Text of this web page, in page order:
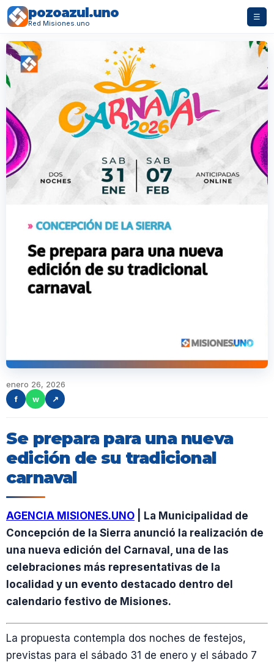
pozoazul.uno
Red Misiones.uno
☰
enero 26, 2026
f
w ↗
Se prepara para una nueva
edición de su tradicional
carnaval
AGENCIA MISIONES.UNO | La Municipalidad de
Concepción de la Sierra anunció la realización de
una nueva edición del Carnaval, una de las
celebraciones más representativas de la
localidad y un evento destacado dentro del
calendario festivo de Misiones.
La propuesta contempla dos noches de festejos,
previstas para el sábado 31 de enero y el sábado 7